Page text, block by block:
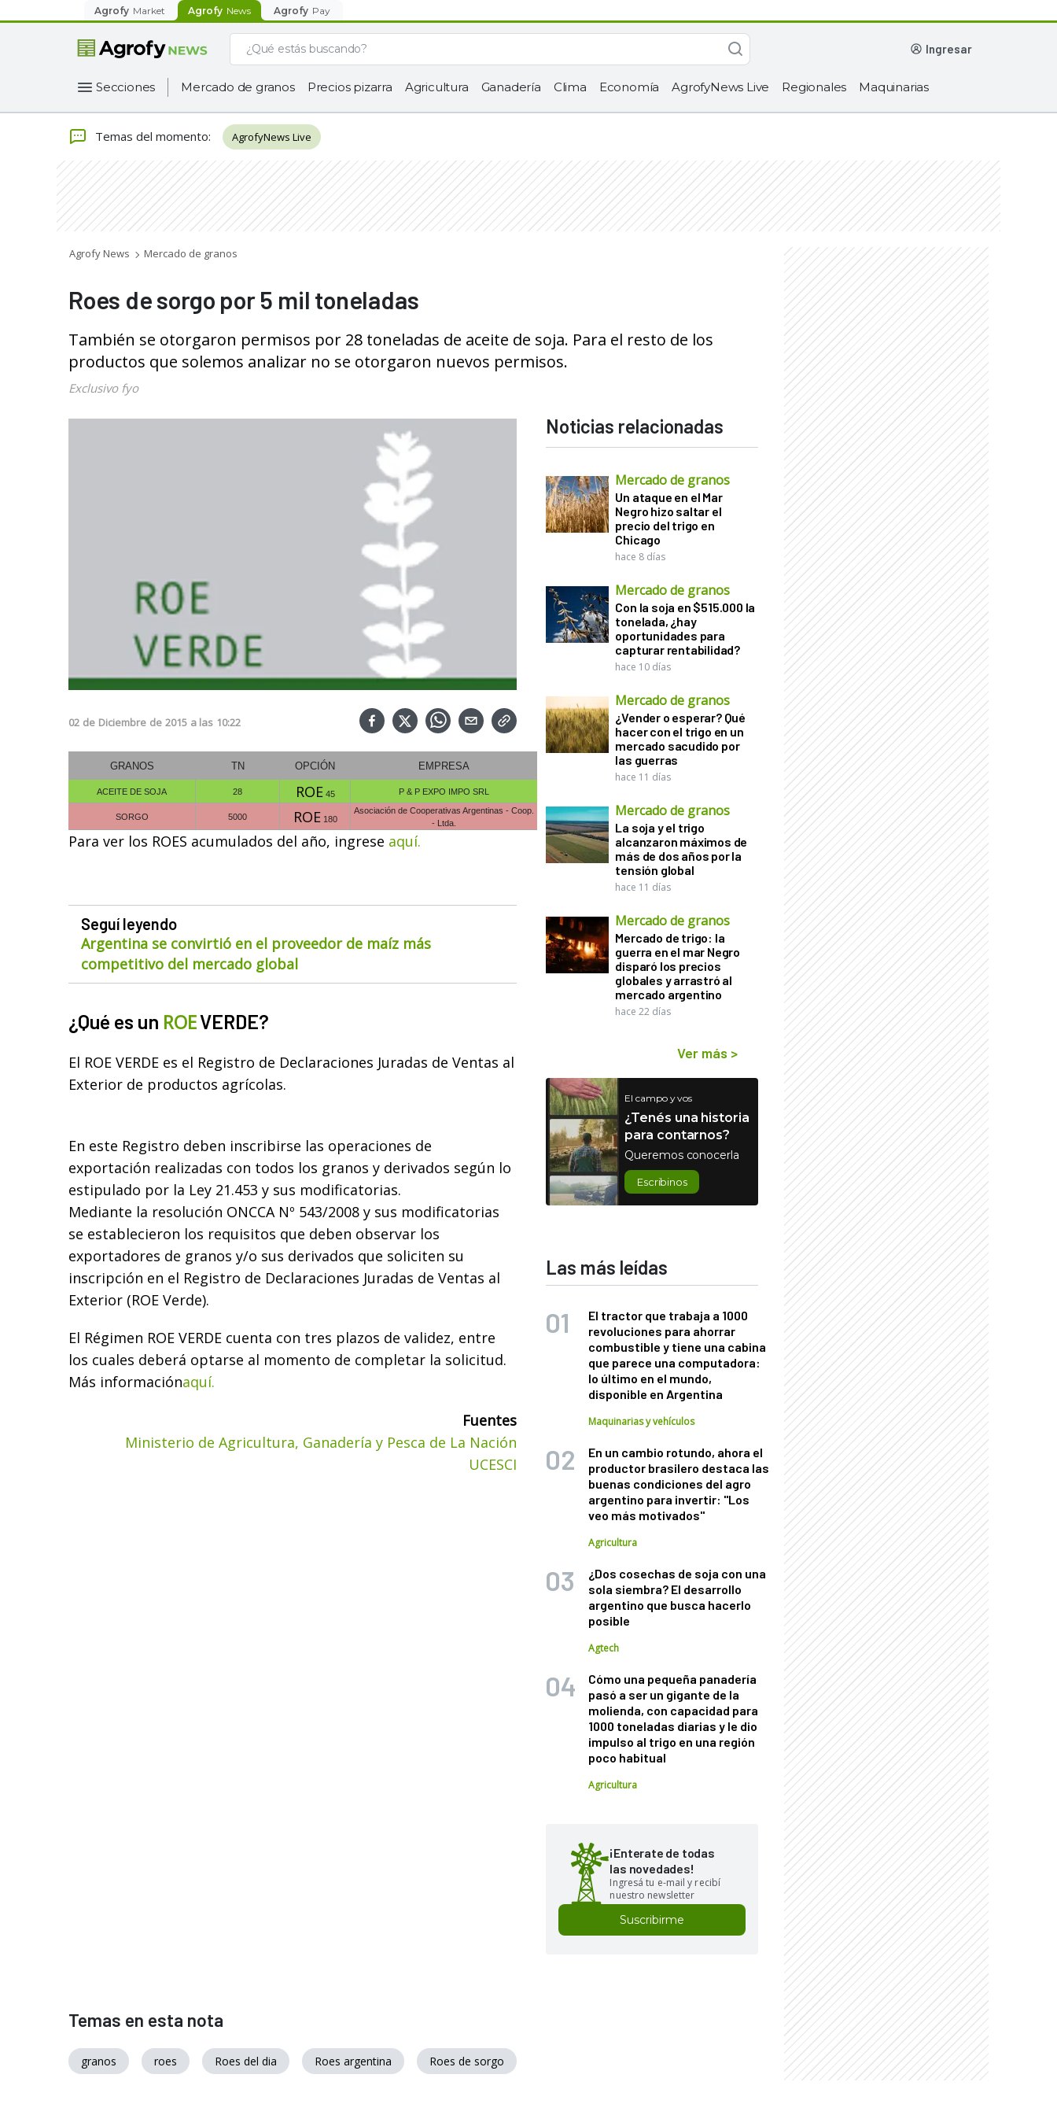
Agrofy Market Agrofy News Agrofy Pay
ingresar
Secciones Mercado de granos Precios pizarra Agricultura Ganadería Clima Economía AgrofyNews Live Regionales Maquinarias
Temas del momento: AgrofyNews Live
Agrofy News Mercado de granos
Roes de sorgo por 5 mil toneladas
También se otorgaron permisos por 2​​8 toneladas de aceite de soja. Para el resto de los
productos que solemos analizar no se otorgaron nuevos permisos.
Exclusivo fyo
02 de Diciembre de 2015 a las 10:22
GRANOS TN OPCIÓN EMPRESA
ACEITE DE SOJA 28 ROE 45 P & P EXPO IMPO SRL
SORGO 5000 ROE 180
Asociación de Cooperativas Argentinas - Coop.
- Ltda.
Para ver los ROES acumulados del año, ingrese aquí.
Seguí leyendo
Argentina se convirtió en el proveedor de maíz más
competitivo del mercado global
¿Qué es un ROEVERDE?
El ROE VERDE es el Registro de Declaraciones Juradas de Ventas al
Exterior de productos agrícolas.
En este Registro deben inscribirse las operaciones de
exportación realizadas con todos los granos y derivados según lo
estipulado por la Ley 21.453 y sus modificatorias.
Mediante la resolución ONCCA Nº 543/2008 y sus modificatorias
se establecieron los requisitos que deben observar los
exportadores de granos y/o sus derivados que soliciten su
inscripción en el Registro de Declaraciones Juradas de Ventas al
Exterior (ROE Verde).
El Régimen ROE VERDE cuenta con tres plazos de validez, entre
los cuales deberá optarse al momento de completar la solicitud.
Más informaciónaquí.
Fuentes
Ministerio de Agricultura, Ganadería y Pesca de La Nación
UCESCI
Noticias relacionadas
Mercado de granos
Un ataque en el Mar
Negro hizo saltar el
precio del trigo en
Chicago
hace 8 días
Mercado de granos
Con la soja en $515.000 la
tonelada, ¿hay
oportunidades para
capturar rentabilidad?
hace 10 días
Mercado de granos
¿Vender o esperar? Qué
hacer con el trigo en un
mercado sacudido por
las guerras
hace 11 días
Mercado de granos
La soja y el trigo
alcanzaron máximos de
más de dos años por la
tensión global
hace 11 días
Mercado de granos
Mercado de trigo: la
guerra en el mar Negro
disparó los precios
globales y arrastró al
mercado argentino
hace 22 días
Ver más >
El campo y vos
¿Tenés una historia
para contarnos?
Queremos conocerla
Escribinos
Las más leídas
El tractor que trabaja a 1000
revoluciones para ahorrar
combustible y tiene una cabina
que parece una computadora:
lo último en el mundo,
disponible en Argentina
Maquinarias y vehículos
En un cambio rotundo, ahora el
productor brasilero destaca las
buenas condiciones del agro
argentino para invertir: "Los
veo más motivados"
Agricultura
¿Dos cosechas de soja con una
sola siembra? El desarrollo
argentino que busca hacerlo
posible
Agtech
Cómo una pequeña panadería
pasó a ser un gigante de la
molienda, con capacidad para
1000 toneladas diarias y le dio
impulso al trigo en una región
poco habitual
Agricultura
¡Enterate de todas
las novedades!
Ingresá tu e-mail y recibí
nuestro newsletter
Suscribirme
Temas en esta nota
granos roes Roes del dia Roes argentina Roes de sorgo